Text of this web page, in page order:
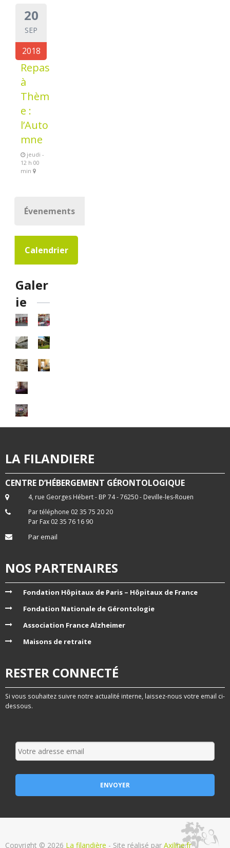
20
SEP
2018
Repas
à
Thèm
e :
l’Auto
mne
jeudi -
12 h 00
min
Évenements
Calendrier
Galer
ie
LA FILANDIERE
CENTRE D’HÉBERGEMENT GÉRONTOLOGIQUE
4, rue Georges Hébert - BP 74 - 76250 - Deville-les-Rouen
Par téléphone 02 35 75 20 20
Par Fax 02 35 76 16 90
Par email
NOS PARTENAIRES
Fondation Hôpitaux de Paris – Hôpitaux de France
Fondation Nationale de Gérontologie
Association France Alzheimer
Maisons de retraite
RESTER CONNECTÉ
Si vous souhaitez suivre notre actualité interne, laissez-nous votre email ci-
dessous.
Copyright © 2026 La filandière - Site réalisé par Axiline.fr